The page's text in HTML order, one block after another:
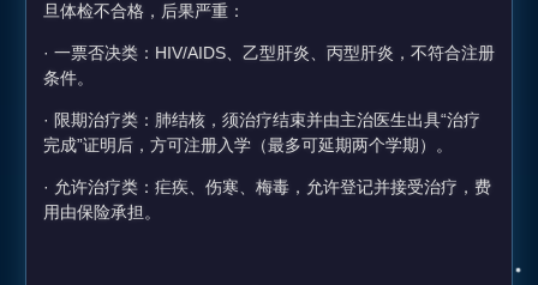
旦体检不合格，后果严重：
· 一票否决类：HIV/AIDS、乙型肝炎、丙型肝炎，不符合注册
条件。
· 限期治疗类：肺结核，须治疗结束并由主治医生出具“治疗
完成”证明后，方可注册入学（最多可延期两个学期）。
· 允许治疗类：疟疾、伤寒、梅毒，允许登记并接受治疗，费
用由保险承担。